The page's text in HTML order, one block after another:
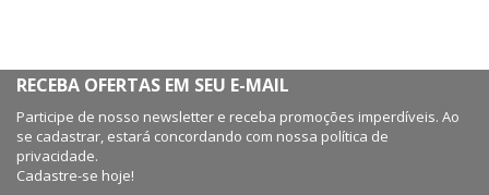
RECEBA OFERTAS EM SEU E-MAIL
Participe de nosso newsletter e receba promoções imperdíveis. Ao
se cadastrar, estará concordando com nossa política de
privacidade.
Cadastre-se hoje!